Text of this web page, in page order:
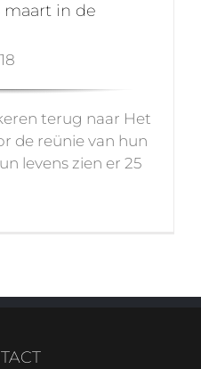
maart in de
terug naar Het
de reünie van hun
levens zien er 25